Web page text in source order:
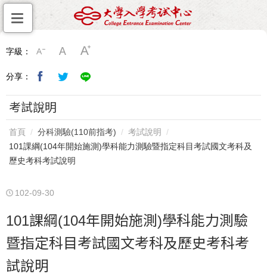
字級：
分享：
考試說明
首頁 分科測驗(110前指考)
考試說明
101課綱(104年開始施測)學科能力測驗暨指定科目考試國文考科及
歷史考科考試說明
102-09-30
101課綱(104年開始施測)學科能力測驗
暨指定科目考試國文考科及歷史考科考
試說明